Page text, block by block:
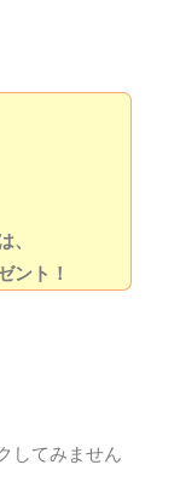
ント！
してみません